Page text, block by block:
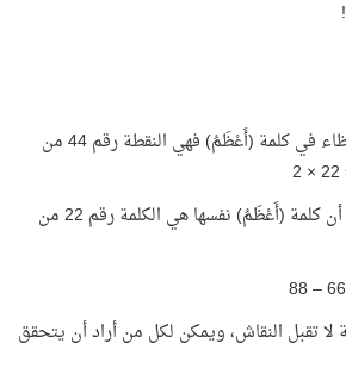
تأمّل النقطة على حرف الظاء في كلمة (أَعْظَمُ) فهي النقطة رقم 44 من
وسوف تتعجَّب إذا علمت أن كلمة (أَعْظَمُ) نفسها هي الكلمة رقم 22 من
تقبل النقاش، ويمكن لكل من أراد أن يتحقق